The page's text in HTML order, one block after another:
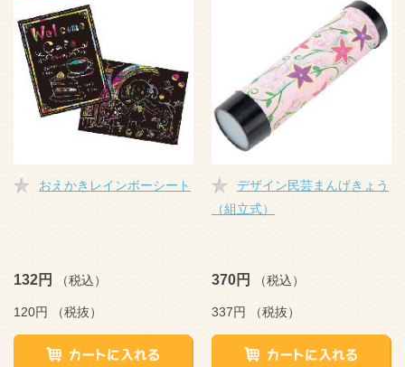
おえかきレインボーシート
132円 （税込）
120円 （税抜）
デザイン民芸まんげきょう
（組立式）
370円 （税込）
337円 （税抜）